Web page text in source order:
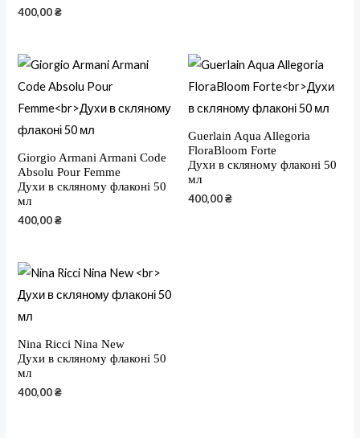
400,00₴
Giorgio Armani Armani Code
Absolu Pour Femme
Духи в скляному флаконі 50
мл
400,00₴
Guerlain Aqua Allegoria
FloraBloom Forte
Духи в скляному флаконі 50
мл
400,00₴
Nina Ricci Nina New
Духи в скляному флаконі 50
мл
400,00₴